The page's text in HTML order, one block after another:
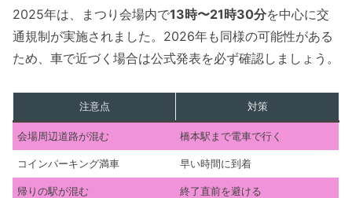
2025年は、まつり会場内で13時〜21時30分を中心に交
通規制が実施されました。2026年も同様の可能性がある
ため、車で近づく場合は公式発表を必ず確認しましょう。
注意点 対策
会場周辺道路が混む 橋本駅まで電車で行く
コインパーキング満車 早い時間に到着
帰りの駅が混む 終了直前を避ける